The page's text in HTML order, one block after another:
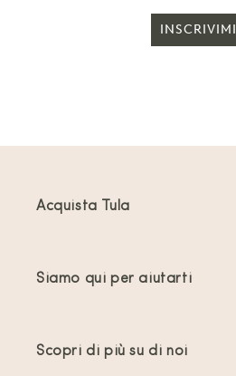
INSCRIVIMI
Acquista Tula
Siamo qui per aiutarti
Scopri di più su di noi